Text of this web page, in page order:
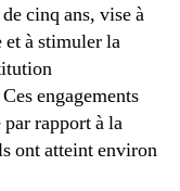
cinq ans, vise à
et à stimuler la
engagements
rapport à la
ont atteint environ